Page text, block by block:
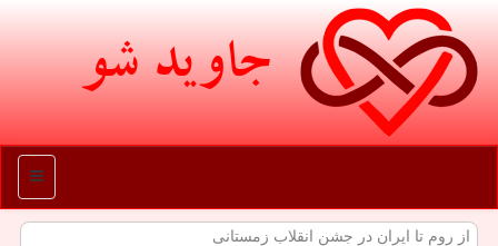
جاوید شو
منو
از روم تا ایران در جشن انقلاب زمستانی